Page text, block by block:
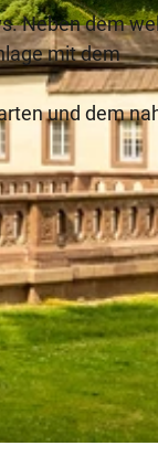
Ketz | CC-BY-SA
Neben dem
mit dem
und dem